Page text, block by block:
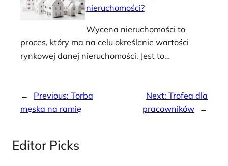
nieruchomości?
Wycena nieruchomości to
proces, który ma na celu określenie wartości
rynkowej danej nieruchomości. Jest to…
← Previous: Torba
męska na ramię
Next: Trofea dla
pracowników
→
Editor Picks